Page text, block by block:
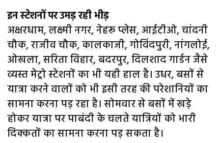
इन स्टेशनों पर उमड़ रही भीड़
अक्षरधाम, लक्ष्मी नगर, नेहरू प्लेस, आईटीओ, चांदनी
चौक, राजीव चौक, कालकाजी, गोविंदपुरी, नांगलोई,
ओखला, सरिता विहार, बदरपुर, दिलशाद गार्डन जैसे
व्यस्त मेट्रो स्टेशनों का भी यही हाल है। उधर, बसों से
यात्रा करने वालों को भी इसी तरह की परेशानियों का
सामना करना पड़ रहा है। सोमवार से बसों में खड़े
होकर यात्रा पर पाबंदी के चलते यात्रियों को भारी
दिक्कतों का सामना करना पड़ सकता है।